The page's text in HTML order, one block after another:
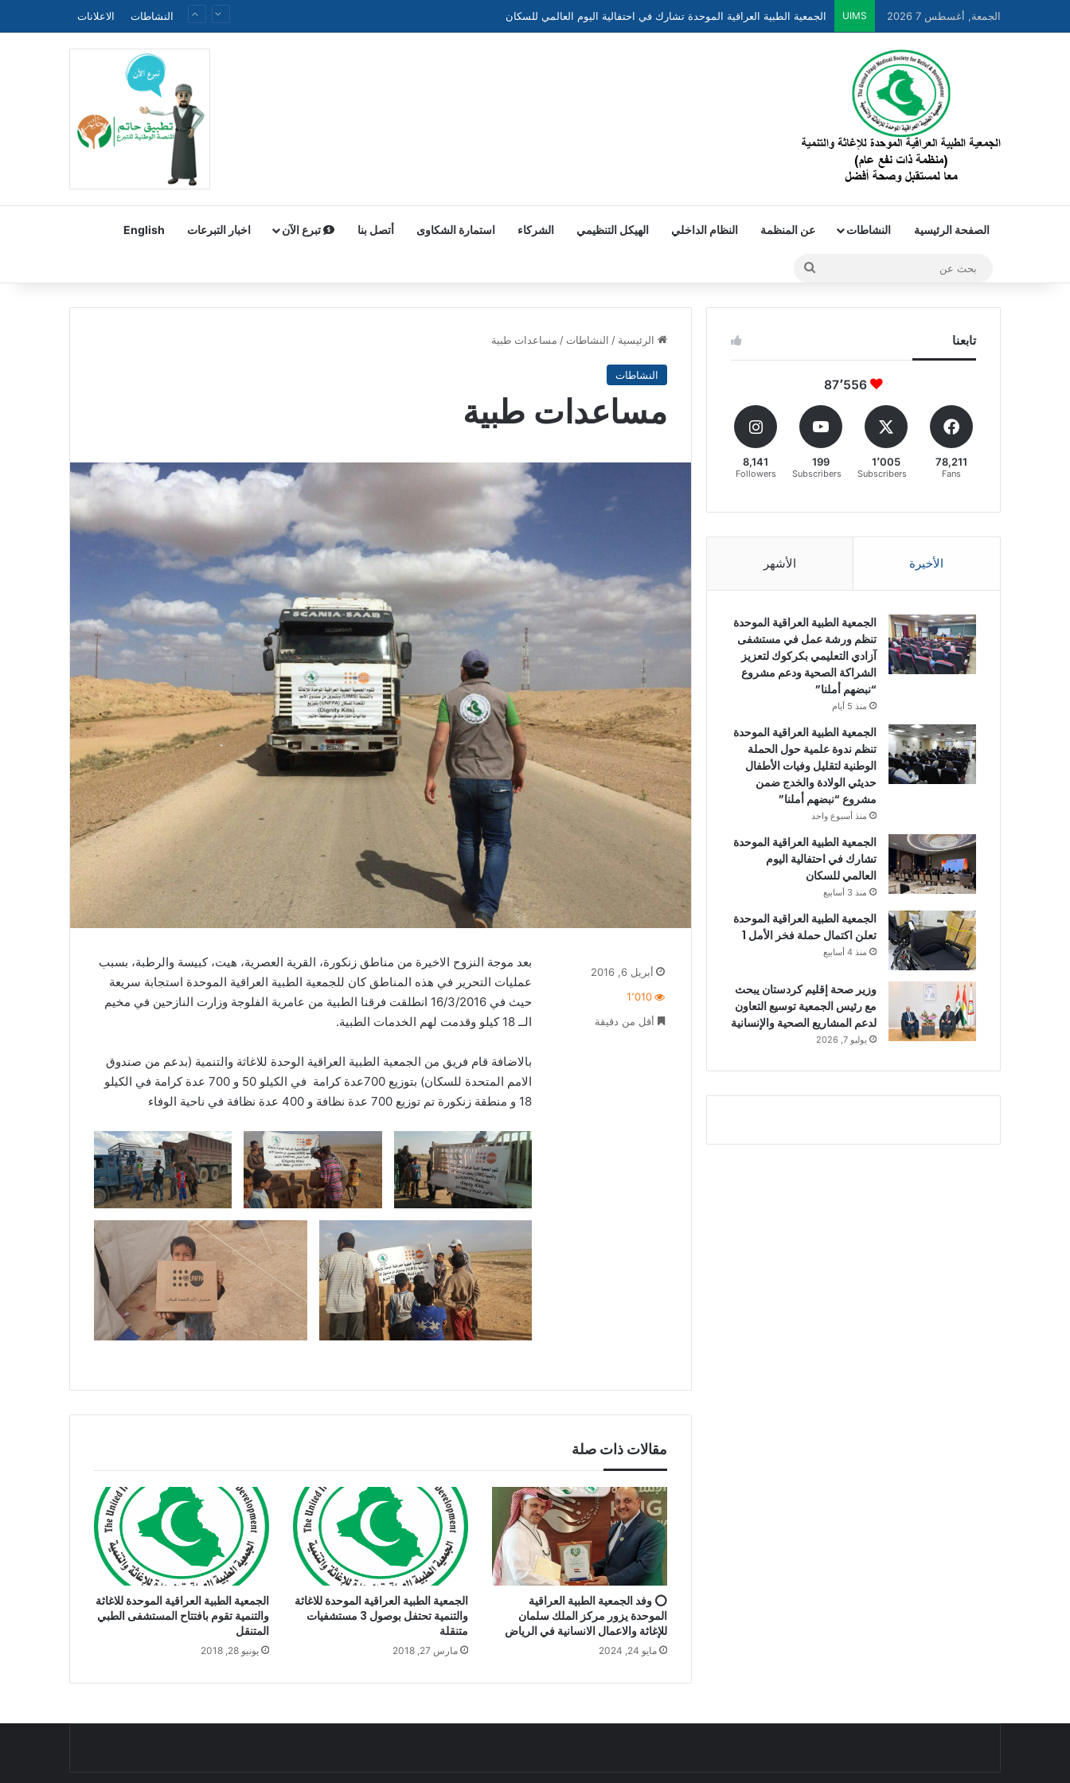
الجمعة, أغسطس 7 2026 UIMS النشاطات الاعلانات
الصفحة الرئيسية النشاطات عن المنظمة النظام الداخلي الهيكل التنظيمي الشركاء استمارة الشكاوى أتصل بنا تبرع الآن اخبار التبرعات English
الرئيسية / النشاطات / مساعدات طبية
النشاطات
مساعدات طبية
بعد موجة النزوح الاخيرة من مناطق زنكورة، القرية العصرية، هيت، كبيسة والرطبة، بسبب
عمليات التحرير في هذه المناطق كان للجمعية الطبية العراقية الموحدة استجابة سريعة
حيث في 16/3/2016 انطلقت فرقنا الطبية من عامرية الفلوجة وزارت النازحين في مخيم
الــ 18 كيلو وقدمت لهم الخدمات الطبية.
بالاضافة قام فريق من الجمعية الطبية العراقية الوحدة للاغاثة والتنمية (بدعم من صندوق
الامم المتحدة للسكان) بتوزيع 700عدة كرامة في الكيلو 50 و 700 عدة كرامة في الكيلو
18 و منطقة زنكورة تم توزيع 700 عدة نظافة و 400 عدة نظافة في ناحية الوفاء
أبريل 6, 2016
1٬010
أقل من دقيقة
مقالات ذات صلة
⭕ وفد الجمعية الطبية العراقية
الموحدة يزور مركز الملك سلمان
للإغاثة والاعمال الانسانية في الرياض
مايو 24, 2024
الجمعية الطبية العراقية الموحدة للاغاثة
والتنمية تحتفل بوصول 3 مستشفيات
متنقلة
مارس 27, 2018
الجمعية الطبية العراقية الموحدة للاغاثة
والتنمية تقوم بافتتاح المستشفى الطبي
المتنقل
يونيو 28, 2018
تابعنا
87٬556
78,211
Fans
1٬005
Subscribers
199
Subscribers
8,141
Followers
الأخيرة الأشهر
الجمعية الطبية العراقية الموحدة
تنظم ورشة عمل في مستشفى
آزادي التعليمي بكركوك لتعزيز
الشراكة الصحية ودعم مشروع
“نبضهم أملنا”
منذ 5 أيام
الجمعية الطبية العراقية الموحدة
تنظم ندوة علمية حول الحملة
الوطنية لتقليل وفيات الأطفال
حديثي الولادة والخدج ضمن
مشروع “نبضهم أملنا”
منذ أسبوع واحد
الجمعية الطبية العراقية الموحدة
تشارك في احتفالية اليوم
العالمي للسكان
منذ 3 أسابيع
الجمعية الطبية العراقية الموحدة
تعلن اكتمال حملة فخر الأمل 1
منذ 4 أسابيع
وزير صحة إقليم كردستان يبحث
مع رئيس الجمعية توسيع التعاون
لدعم المشاريع الصحية والإنسانية
يوليو 7, 2026